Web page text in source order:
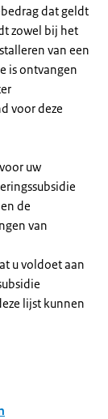
dat geldt
zowel bij het
van een
is ontvangen
voor deze
uw
de
van
u voldoet aan
lijst kunnen